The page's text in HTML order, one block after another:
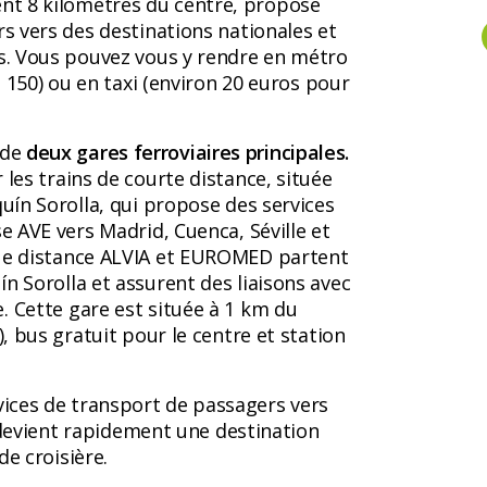
vers des destinations nationales et
Vous pouvez vous y rendre en métro
ou en taxi (environ 20 euros pour
deux gares ferroviaires principales.
trains de courte distance, située
Sorolla, qui propose des services
vers Madrid, Cuenca, Séville et
distance ALVIA et EUROMED partent
Sorolla et assurent des liaisons avec
Cette gare est située à 1 km du
bus gratuit pour le centre et station
de transport de passagers vers
rapidement une destination
croisière.